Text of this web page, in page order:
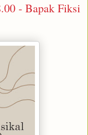
- Bapak Fiksi